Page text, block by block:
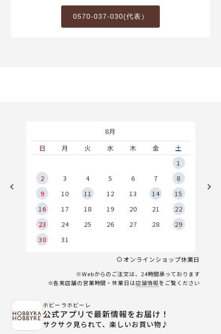
0570-037-030(代表）
8月
日
月 火 水 木 金
土
1
2
3 4 5 6 7
8
9
10 11 12 13 14
15
16
17 18 19 20 21
22
23
24 25 26 27 28
29
30
31
オンラインショップ休業日
※Webからのご注文は、24時間承っております
※各実店舗の営業時間・休業日は店舗情報をご覧ください
ホビーラホビーレ
公式アプリで最新情報をお届け！
サクサク見られて、楽しいお買い物♪